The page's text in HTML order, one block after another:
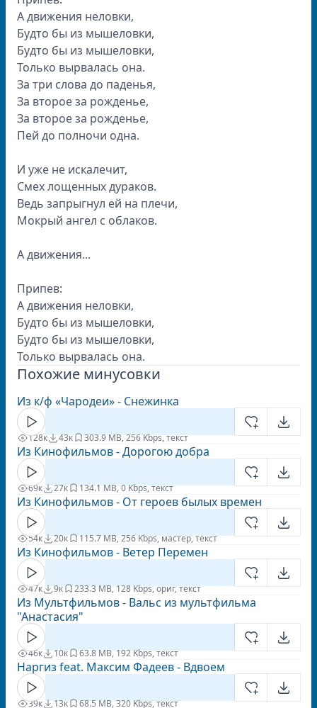
А движения неловки,
Будто бы из мышеловки,
Будто бы из мышеловки,
Только вырвалась она.
За три слова до паденья,
За второе за рожденье,
За второе за рожденье,
Пей до полночи одна.
И уже не искалечит,
Смех лощенных дураков.
Ведь запрыгнул ей на плечи,
Мокрый ангел с облаков.
А движения...
Припев:
А движения неловки,
Будто бы из мышеловки,
Будто бы из мышеловки,
Только вырвалась она.
Похожие минусовки
Из к/ф «Чародеи» - Снежинка
128к 43к 303.9 MB, 256 Kbps, текст
Из Кинофильмов - Дорогою добра
69к 27к 134.1 MB, 0 Kbps, текст
Из Кинофильмов - От героев былых времен
54к 20к 115.7 MB, 256 Kbps, мастер, текст
Из Кинофильмов - Ветер Перемен
47к 9к 233.3 MB, 128 Kbps, ориг, текст
Из Мультфильмов - Вальс из мультфильма
"Анастасия"
46к 10к 63.8 MB, 192 Kbps, текст
Наргиз feat. Максим Фадеев - Вдвоем
39к 13к 68.5 MB, 320 Kbps, текст